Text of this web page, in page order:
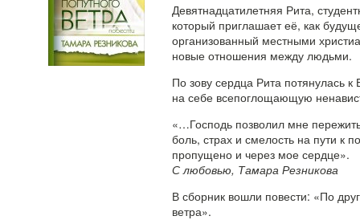
Девятнадцатилетняя Рита,
который приглашает её, как
организованный местными
новые отношения между людьми.
По зову сердца Рита потянулась
на себе всепоглощающую
«…Господь позволил мне
боль, страх и смелость на пути к
пропущено и через мое сердце».
С любовью, Тамара Резникова
В сборник вошли повести: «По
ветра».